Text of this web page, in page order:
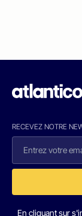
RECEVEZ NOTRE
En cliquant sur